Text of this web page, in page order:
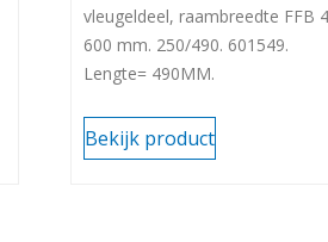
vleugeldeel, raambreedte FFB
600 mm. 250/490. 601549.
Lengte= 490MM.
schaargeleiding is bestemd voor
houten draaikiep ramen met
Bekijk product